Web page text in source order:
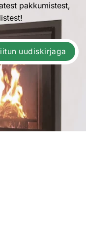
pakkumistest,
uudiskirjaga